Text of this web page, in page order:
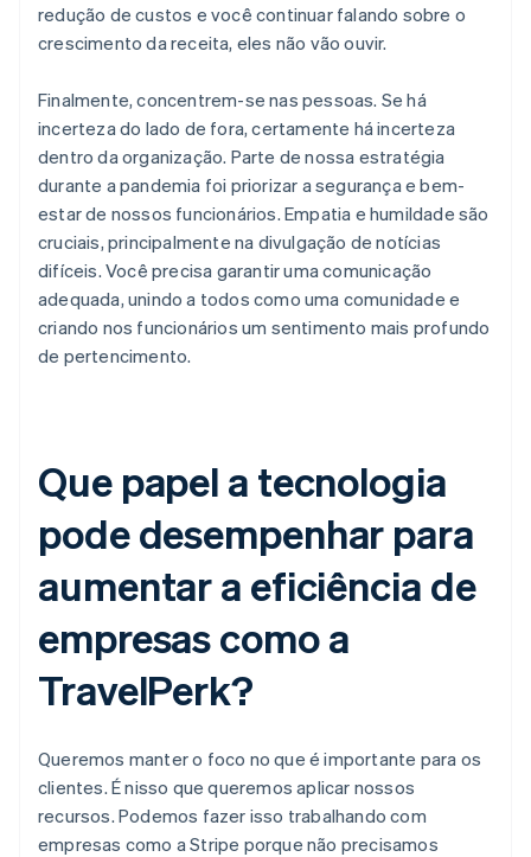
redução de custos e você continuar falando sobre o
crescimento da receita, eles não vão ouvir.
Finalmente, concentrem-se nas pessoas. Se há
incerteza do lado de fora, certamente há incerteza
dentro da organização. Parte de nossa estratégia
durante a pandemia foi priorizar a segurança e bem-
estar de nossos funcionários. Empatia e humildade são
cruciais, principalmente na divulgação de notícias
difíceis. Você precisa garantir uma comunicação
adequada, unindo a todos como uma comunidade e
criando nos funcionários um sentimento mais profundo
de pertencimento.
Que papel a tecnologia
pode desempenhar para
aumentar a eficiência de
empresas como a
TravelPerk?
Queremos manter o foco no que é importante para os
clientes. É nisso que queremos aplicar nossos
recursos. Podemos fazer isso trabalhando com
empresas como a Stripe porque não precisamos